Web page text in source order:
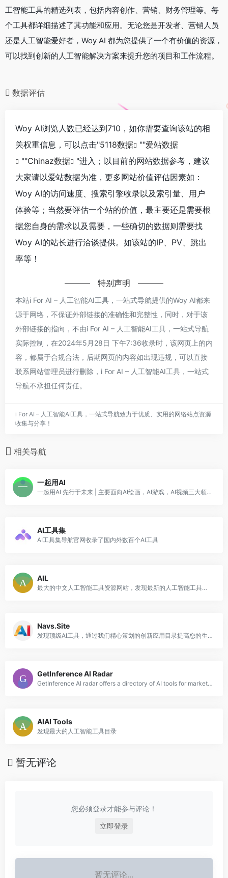
工智能工具的精选列表，包括内容创作、营销、财务管理等。每
个工具都详细描述了其功能和应用。无论您是开发者、营销人员
还是人工智能爱好者，Woy AI 都为您提供了一个有价值的资源，
可以找到创新的人工智能解决方案来提升您的项目和工作流程。
数据评估
Woy AI浏览人数已经达到710，如你需要查询该站的相
关权重信息，可以点击"5118数据 ""爱站数据
""Chinaz数据
"进入；以目前的网站数据参考，建议
大家请以爱站数据为准，更多网站价值评估因素如：
Woy AI的访问速度、搜索引擎收录以及索引量、用户
体验等；当然要评估一个站的价值，最主要还是需要根
据您自身的需求以及需要，一些确切的数据则需要找
Woy AI的站长进行洽谈提供。如该站的IP、PV、跳出
率等！
特别声明
本站i For AI – 人工智能AI工具，一站式导航提供的Woy AI都来
源于网络，不保证外部链接的准确性和完整性，同时，对于该
外部链接的指向，不由i For AI – 人工智能AI工具，一站式导航
实际控制，在2024年5月28日 下午7:36收录时，该网页上的内
容，都属于合规合法，后期网页的内容如出现违规，可以直接
联系网站管理员进行删除，i For AI – 人工智能AI工具，一站式
导航不承担任何责任。
i For AI – 人工智能AI工具，一站式导航致力于优质、实用的网络站点资源
收集与分享！
相关导航
一起用AI
一起用AI 先行于未来 | 主要面向AI绘画，AI游戏，AI视频三大领域。我们同时整理了各类AI相关的信息，涵盖AI网址大全，AI工具软件，AI软件免费教程，AI热点资讯，AI学习图书等等 | 期望能对AI爱好者有所帮助！
AI工具集
AI工具集导航官网收录了国内外数百个AI工具
AIL
最大的中文人工智能工具资源网站，发现最新的人工智能工具，服务，资源，让AI来帮助你高效的完成工作
Navs.Site
发现顶级AI工具，通过我们精心策划的创新应用目录提高您的生产力。
GetInference AI Radar
GetInference AI radar offers a directory of AI tools for marketing, content and creative
AIAI Tools
发现最大的人工智能工具目录
暂无评论
您必须登录才能参与评论！
立即登录
暂无评论...